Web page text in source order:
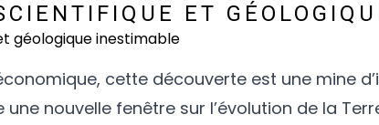
ET
cette découverte est une mine
une nouvelle fenêtre sur l’évolution de la